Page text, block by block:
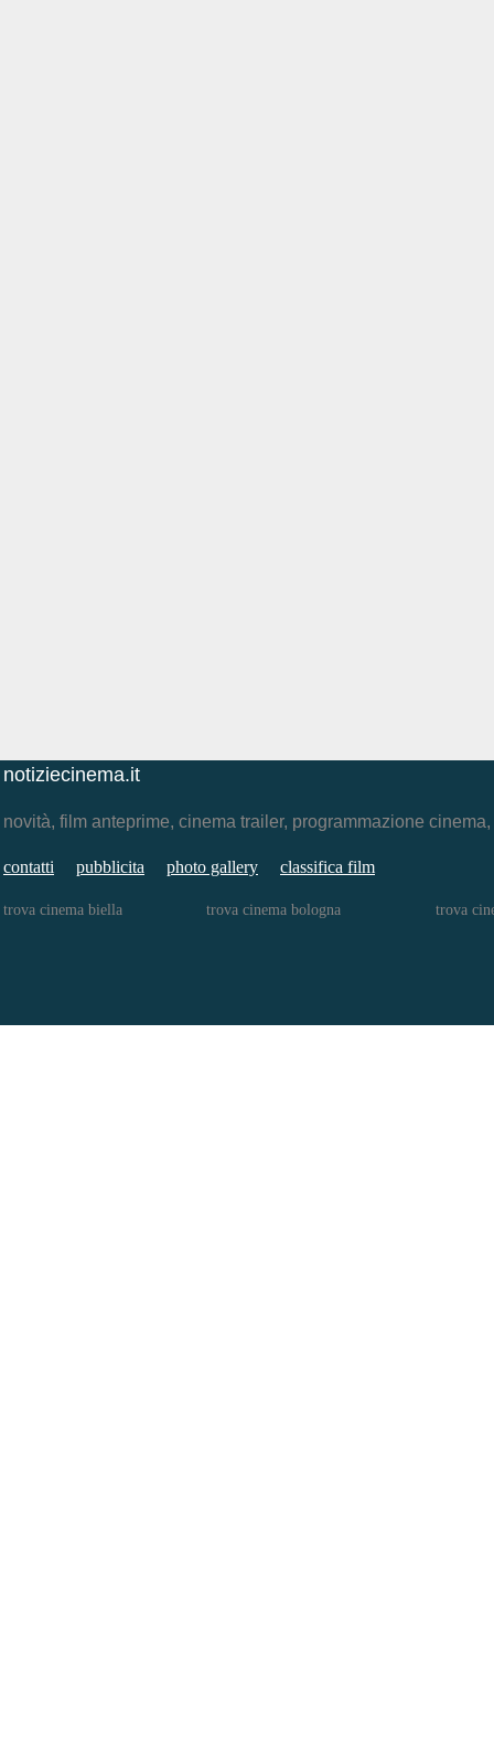
notiziecinema.it
novità, film anteprime, cinema trailer, programmazione
contatti pubblicita photo gallery classifica film
trova cinema biella trova cinema bologna trova